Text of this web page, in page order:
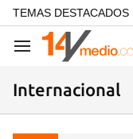
common.go-to-content
TEMAS DESTACADOS
Navegación
Internacional